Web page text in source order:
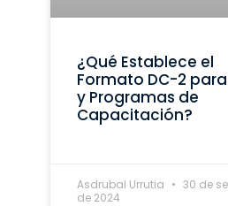
¿Qué Establece el
Formato DC-2
y Programas de
Capacitación?
Asdrubal Urrutia
30 de
de 2024